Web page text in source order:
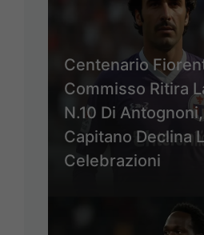
Centenario
Commisso Ritira
N.10 Di Antognoni,
Capitano Declina
Celebrazioni